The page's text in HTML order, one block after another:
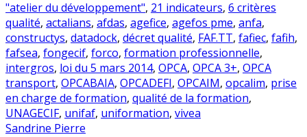
"atelier du développement", 21 indicateurs, 6 critères
qualité, actalians, afdas, agefice, agefos pme, anfa,
constructys, datadock, décret qualité, FAF.TT, fafiec, fafih,
fafsea, fongecif, forco, formation professionnelle,
intergros, loi du 5 mars 2014, OPCA, OPCA 3+, OPCA
transport, OPCABAIA, OPCADEFI, OPCAIM, opcalim, prise
en charge de formation, qualité de la formation,
UNAGECIF, unifaf, uniformation, vivea
Sandrine Pierre